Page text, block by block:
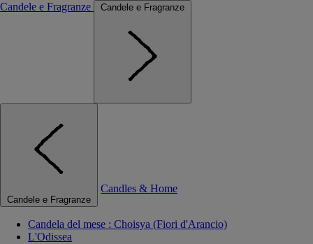
Candele e Fragranze
Candele e Fragranze
Candele e Fragranze
Candles & Home
Candela del mese : Choisya (Fiori d'Arancio)
L'Odissea